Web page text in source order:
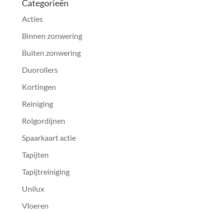
Categorieën
Acties
Binnen zonwering
Buiten zonwering
Duorollers
Kortingen
Reiniging
Rolgordijnen
Spaarkaart actie
Tapijten
Tapijtreiniging
Unilux
Vloeren